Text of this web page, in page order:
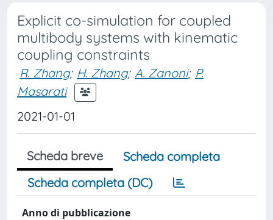
Explicit co-simulation for coupled
multibody systems with kinematic
coupling constraints
R. Zhang; H. Zhang; A. Zanoni; P.
Masarati
2021-01-01
Scheda breve
Scheda completa
Scheda completa (DC)
Anno di pubblicazione